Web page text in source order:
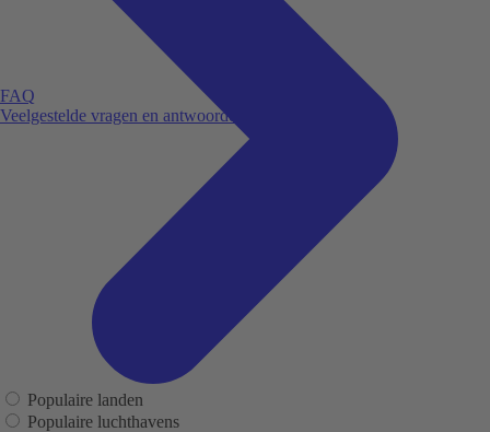
FAQ
Veelgestelde vragen en antwoorden.
Populaire landen
Populaire luchthavens